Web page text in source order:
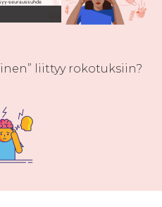
seuraussuhde
liittyy rokotuksiin?